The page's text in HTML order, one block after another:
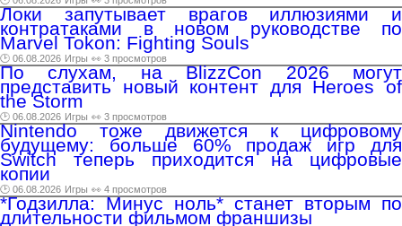
Локи запутывает врагов иллюзиями и
контратаками в новом руководстве по
Marvel Tokon: Fighting Souls
🕑 06.08.2026 Игры 👀 3 просмотров
По слухам, на BlizzCon 2026 могут
представить новый контент для Heroes of
the Storm
🕑 06.08.2026 Игры 👀 3 просмотров
Nintendo тоже движется к цифровому
будущему: больше 60% продаж игр для
Switch теперь приходится на цифровые
копии
🕑 06.08.2026 Игры 👀 4 просмотров
*Годзилла: Минус ноль* станет вторым по
длительности фильмом франшизы